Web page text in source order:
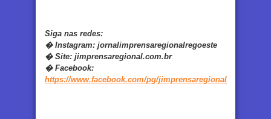
Siga nas redes:
�Instagram: jornalimprensaregionalregoeste
�Site: jimprensaregional.com.br
�Facebook:
https://www.facebook.com/pg/jimprensaregional